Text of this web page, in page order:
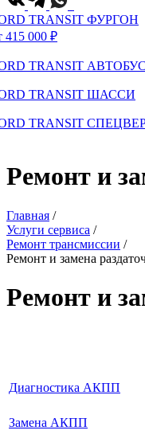
TRANSIT ФУРГОН
415 000 ₽
TRANSIT АВТОБУС
TRANSIT ШАССИ
TRANSIT
Ремонт и
Главная /
Услуги сервиса /
Ремонт трансмиссии /
Ремонт и замена
Ремонт и
Диагностика АКПП
Замена АКПП